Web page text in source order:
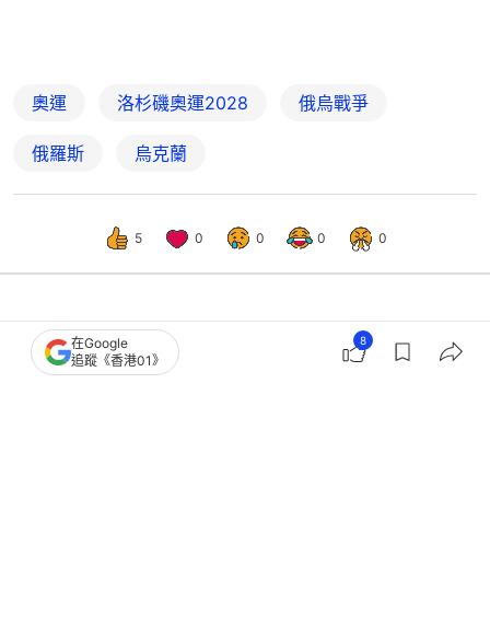
奧運 洛杉磯奧運2028 俄烏戰爭
俄羅斯 烏克蘭
5 0 0 0 0
體育 即時體育
洛杉磯奧運｜國際奧委會暫解俄羅斯禁
在Google
追蹤《香港01》
8